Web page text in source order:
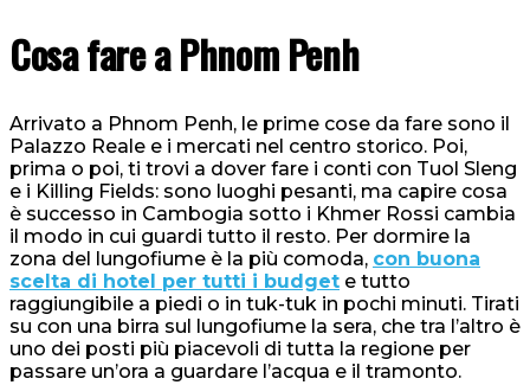
Cosa fare a Phnom Penh
Arrivato a Phnom Penh, le prime cose da fare sono il
Palazzo Reale e i mercati nel centro storico. Poi,
prima o poi, ti trovi a dover fare i conti con Tuol Sleng
e i Killing Fields: sono luoghi pesanti, ma capire cosa
è successo in Cambogia sotto i Khmer Rossi cambia
il modo in cui guardi tutto il resto. Per dormire la
zona del lungofiume è la più comoda, con buona
scelta di hotel per tutti i budget e tutto
raggiungibile a piedi o in tuk-tuk in pochi minuti. Tirati
su con una birra sul lungofiume la sera, che tra l’altro è
uno dei posti più piacevoli di tutta la regione per
passare un’ora a guardare l’acqua e il tramonto.